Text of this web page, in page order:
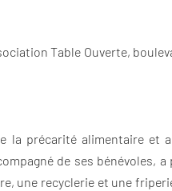
Table Ouverte,
la précarité alimentaire et
de ses
une recyclerie et une